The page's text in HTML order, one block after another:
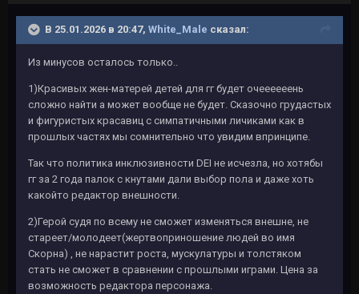
В 25.01.2026 в 20:47, White_Male сказал:
Из минусов осталось только..
1)Красивых жен-матерей детей для гг будет очеееееень
сложно найти а может вообще не будет. Сказочно грудастых
и фигуристых красавиц с симпатичными личиками как в
прошлых частях мы сомнительно что увидим впринципе.
Так что политика инклюзивности DEI не исчезла, но хотябы
гг за 2 года палок с кнутами дали выбор пола и даже хоть
какойто редактор внешности.
2)Герой судя по всему не сможет изменяться внешне, не
стареет/молодеет(жертвоприношение людей во имя
Скорна) , не нарастит роста, мускулатуры и толстяком
стать не сможет в сравнении с прошлыми играми. Цена за
возможность редактора персонажа.